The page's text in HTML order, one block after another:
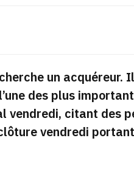
un acquéreur.
des plus
citant des
vendredi